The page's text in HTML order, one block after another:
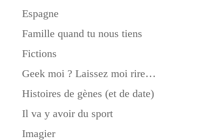
Espagne
Famille quand tu nous tiens
Fictions
Geek moi ? Laissez moi rire…
Histoires de gènes (et de date)
Il va y avoir du sport
Imagier